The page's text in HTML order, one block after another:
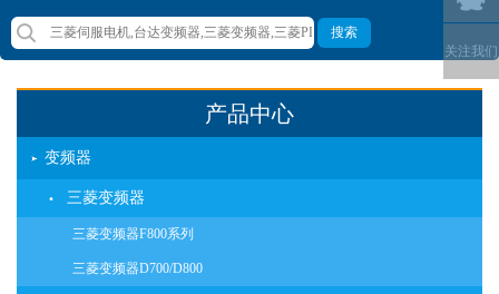
频器 西门子变频器 | 三菱变频器 搜索
产品中心
变频器
三菱变频器
三菱变频器F800系列
三菱变频器D700/D800
关注我们